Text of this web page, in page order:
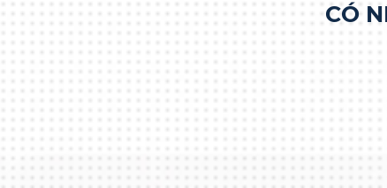
CÓ